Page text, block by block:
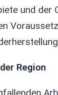
und der
Region